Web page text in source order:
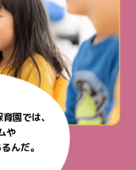
園では、
や
んだ。